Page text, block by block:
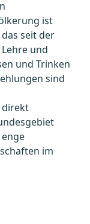
ist
seit der
und
und Trinken
sind
direkt
im